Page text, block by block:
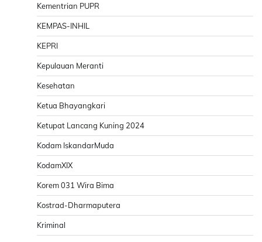
Kementrian PUPR
KEMPAS-INHIL
KEPRI
Kepulauan Meranti
Kesehatan
Ketua Bhayangkari
Ketupat Lancang Kuning 2024
Kodam IskandarMuda
KodamXIX
Korem 031 Wira Bima
Kostrad-Dharmaputera
Kriminal